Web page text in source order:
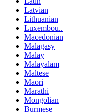
Latvian
Lithuanian
Luxembou..
Macedonian
Malagasy
Malay
Malayalam
Maltese
Maori
Marathi
Mongolian
Burmese